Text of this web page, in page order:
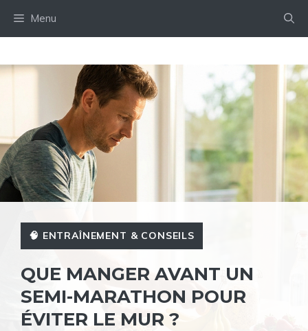
Menu
🧠 ENTRAÎNEMENT & CONSEILS
QUE MANGER AVANT UN
SEMI-MARATHON POUR
ÉVITER LE MUR ?